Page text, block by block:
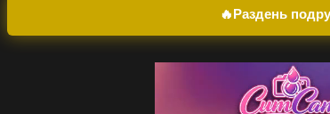
🔥Раздень